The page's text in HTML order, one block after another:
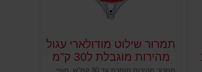
תמרור שילוט מודולארי עגול
מהירות מוגבלת ל30 ק''מ